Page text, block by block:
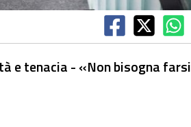
e tenacia - «Non bisogna farsi